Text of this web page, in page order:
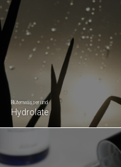
Blütenwässer und
Hydrolate